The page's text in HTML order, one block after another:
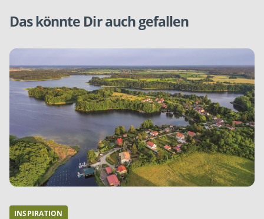
Das könnte Dir auch gefallen
INSPIRATION